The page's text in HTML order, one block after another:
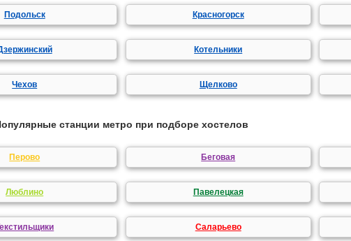
Подольск Красногорск
Котельники
Чехов Щелково
станции метро при подборе хостелов
Перово Беговая
Люблино Павелецкая
Саларьево